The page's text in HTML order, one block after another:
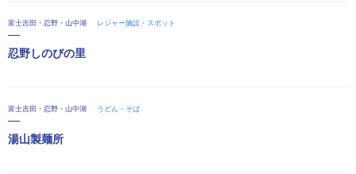
富士吉田・忍野・山中湖 レジャー施設・スポット
忍野しのびの里
富士吉田・忍野・山中湖 うどん・そば
湯山製麺所